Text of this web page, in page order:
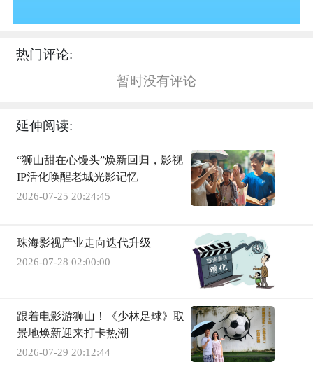
热门评论:
暂时没有评论
延伸阅读:
“狮山甜在心馒头”焕新回归，影视
IP活化唤醒老城光影记忆
2026-07-25 20:24:45
珠海影视产业走向迭代升级
2026-07-28 02:00:00
跟着电影游狮山！《少林足球》取
景地焕新迎来打卡热潮
2026-07-29 20:12:44